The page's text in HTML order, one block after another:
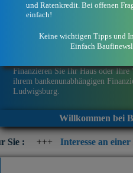
Finanzieren Sie Ihr Haus oder
ihrem bankenunabhängigen
Ludwigsburg.
Willkommen bei
Interesse an einer
und Ratenkredit. Bei offenen
einfach!
Keine wichtigen Tipps und
Einfach